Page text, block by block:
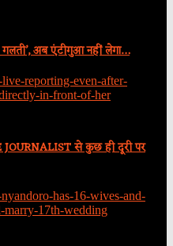
अब एंटीगुआ नहीं लेगा…
से कुछ ही दूरी पर